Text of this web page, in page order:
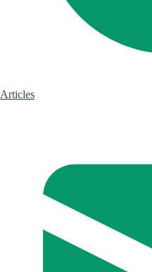
Articles